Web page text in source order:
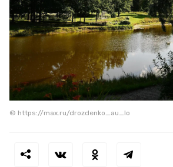
© https://max.ru/drozdenko_au_lo